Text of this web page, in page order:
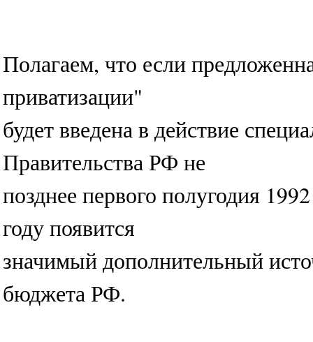
Полагаем, что если
приватизации"
будет введена в действие
Правительства РФ не
позднее первого полугодия
году появится
значимый дополнительный
бюджета РФ.